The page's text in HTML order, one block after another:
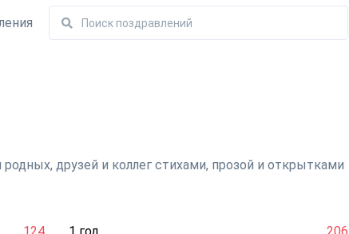
друзей и коллег стихами, прозой и открытками